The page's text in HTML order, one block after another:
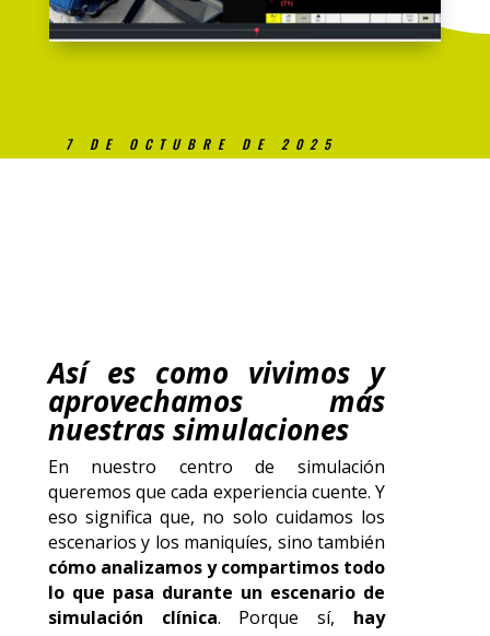
7 DE OCTUBRE DE 2025
Así es como vivimos y
aprovechamos más
nuestras simulaciones
En nuestro centro de simulación
queremos que cada experiencia cuente. Y
eso significa que, no solo cuidamos los
escenarios y los maniquíes, sino también
cómo analizamos y compartimos todo
lo que pasa durante un escenario de
simulación clínica. Porque sí, hay